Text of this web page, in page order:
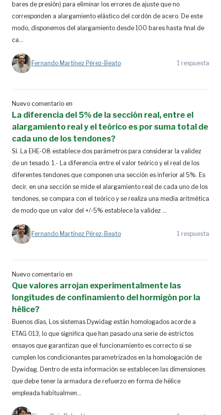
bares de presión) para eliminar los errores de ajuste que no
corresponden a alargamiento elástico del cordón de acero. De este
modo, disponemos del alargamiento desde 100 bares hasta final de
ca...
Fernando Martínez Pérez-Beato 1 respuesta
Nuevo comentario en
La diferencia del 5% de la sección real, entre el
alargamiento real y el teórico es por suma total de
cada uno de los tendones?
Sí. La EHE-08 establece dos parámetros para considerar la validez
de un tesado. 1.- La diferencia entre el valor teórico y el real de los
diferentes tendones que componen una sección es inferior al 5%. Es
decir, en una sección se mide el alargamiento real de cada uno de los
tendones, se compara con el teórico y se realiza una media aritmética
de modo que un valor del +/-5% establece la validez ...
Fernando Martínez Pérez-Beato 1 respuesta
Nuevo comentario en
Que valores arrojan experimentalmente las
longitudes de confinamiento del hormigón por la
hélice?
Buenos días, Los sistemas Dywidag están homologados acorde a
ETAG 013, lo que significa que han pasado una serie de estrictos
ensayos que garantizan que el funcionamiento es correcto si se
cumplen los condicionantes parametrizados en la homologación de
Dywidag. Dentro de esta información se establecen las dimensiones
que debe tener la armadura de refuerzo en forma de hélice
empleada habitualmen...